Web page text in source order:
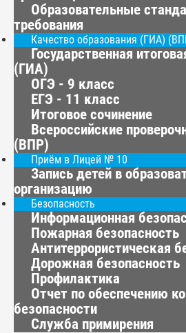
Образовательные
требования
Качество образования (ГИА)
Государственная
(ГИА)
ОГЭ - 9 класс
ЕГЭ - 11 класс
Итоговое сочинение
Всероссийские
(ВПР)
Приём в Лицей № 10
Запись детей в
организацию
Безопасность
Информационная
Пожарная безопасность
Антитеррористическая
Дорожная безопасность
Профилактика
Отчет по обеспечению
безопасности
Служба примирения